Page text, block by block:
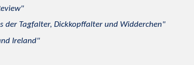
der Tagfalter, Dickkopffalter und Widderchen
Ireland